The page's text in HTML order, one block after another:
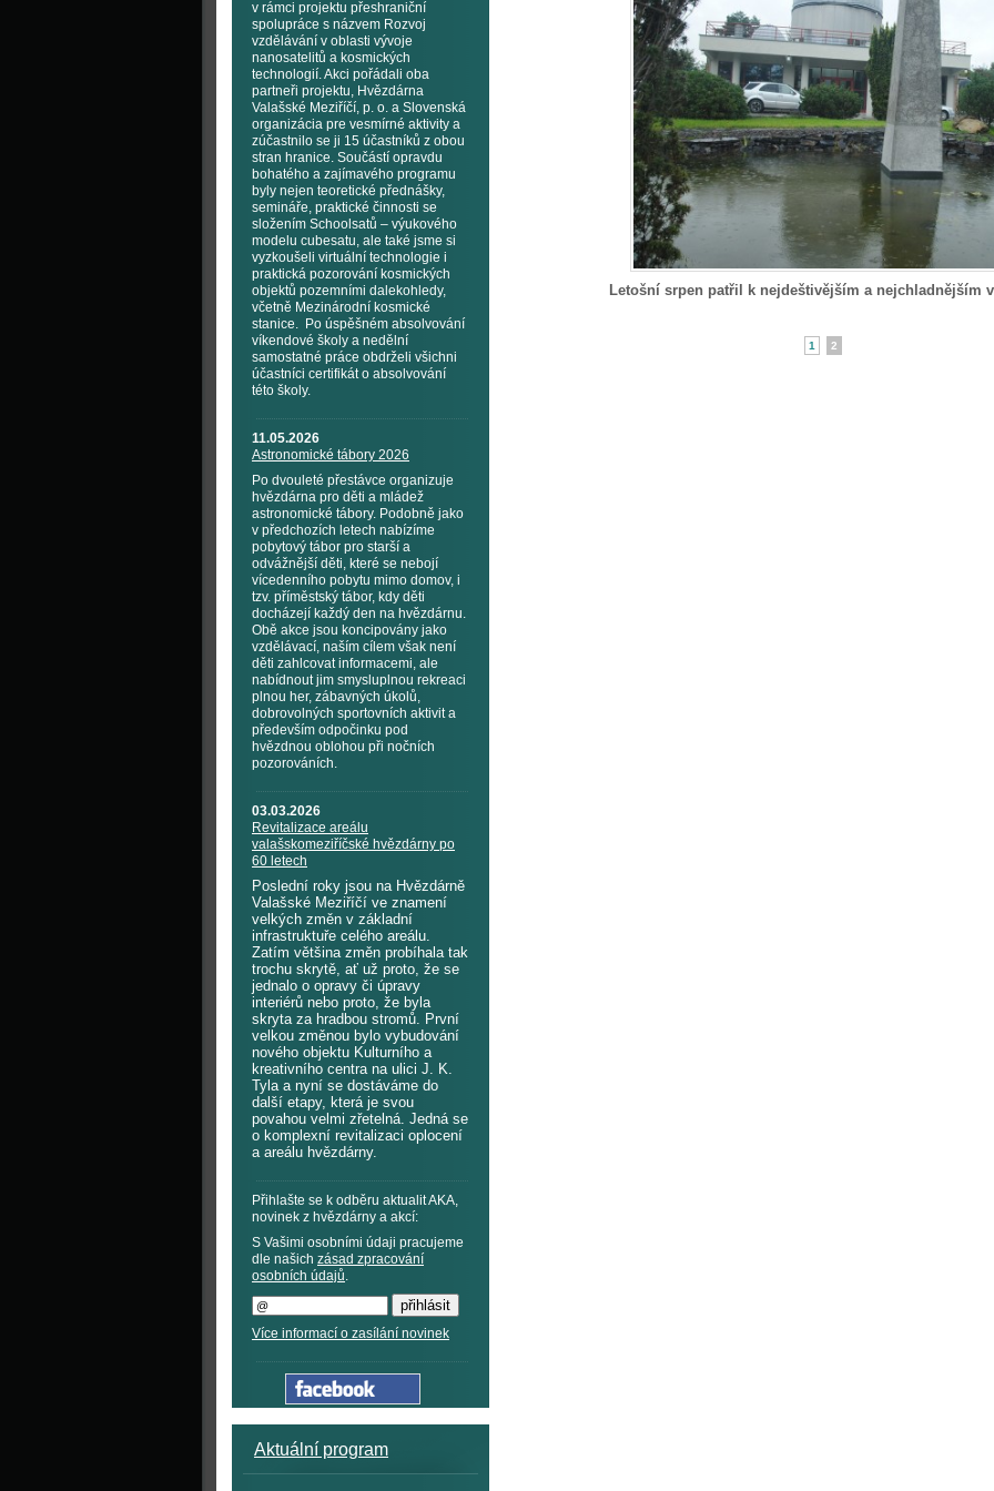
v rámci projektu přeshraniční
spolupráce s názvem Rozvoj
vzdělávání v oblasti vývoje
nanosatelitů a kosmických
technologií. Akci pořádali oba
partneři projektu, Hvězdárna
Valašské Meziříčí, p. o. a Slovenská
organizácia pre vesmírné aktivity a
zúčastnilo se ji 15 účastníků z obou
stran hranice. Součástí opravdu
bohatého a zajímavého programu
byly nejen teoretické přednášky,
semináře, praktické činnosti se
složením Schoolsatů – výukového
modelu cubesatu, ale také jsme si
vyzkoušeli virtuální technologie i
praktická pozorování kosmických
objektů pozemními dalekohledy,
včetně Mezinárodní kosmické
stanice. Po úspěšném absolvování
víkendové školy a nedělní
samostatné práce obdrželi všichni
účastníci certifikát o absolvování
této školy.
11.05.2026
Astronomické tábory 2026
Po dvouleté přestávce organizuje
hvězdárna pro děti a mládež
astronomické tábory. Podobně jako
v předchozích letech nabízíme
pobytový tábor pro starší a
odvážnější děti, které se nebojí
vícedenního pobytu mimo domov, i
tzv. příměstský tábor, kdy děti
docházejí každý den na hvězdárnu.
Obě akce jsou koncipovány jako
vzdělávací, naším cílem však není
děti zahlcovat informacemi, ale
nabídnout jim smysluplnou rekreaci
plnou her, zábavných úkolů,
dobrovolných sportovních aktivit a
především odpočinku pod
hvězdnou oblohou při nočních
pozorováních.
03.03.2026
Revitalizace areálu
valašskomeziříčské hvězdárny po
60 letech
Poslední roky jsou na Hvězdárně
Valašské Meziříčí ve znamení
velkých změn v základní
infrastruktuře celého areálu.
Zatím většina změn probíhala tak
trochu skrytě, ať už proto, že se
jednalo o opravy či úpravy
interiérů nebo proto, že byla
skryta za hradbou stromů. První
velkou změnou bylo vybudování
nového objektu Kulturního a
kreativního centra na ulici J. K.
Tyla a nyní se dostáváme do
další etapy, která je svou
povahou velmi zřetelná. Jedná se
o komplexní revitalizaci oplocení
a areálu hvězdárny.
Přihlašte se k odběru aktualit AKA,
novinek z hvězdárny a akcí:
S Vašimi osobními údaji pracujeme
dle našich zásad zpracování
osobních údajů.
Více informací o zasílání novinek
Aktuální program
Letošní srpen patřil k nejdeštivějším a nejchladnějším
1 2